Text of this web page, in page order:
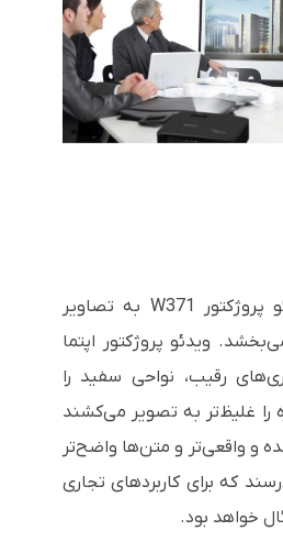
پروژکتور W371 به تصاویر
ویدئو پروژکتور اپتما
رقیب، نواحی سفید را
را غلیظ‌تر به تصویر می‌کشند
و واقعی‌تر و متن‌ها واضح‌تر
که برای کاربردهای تجاری
خواهد بود.